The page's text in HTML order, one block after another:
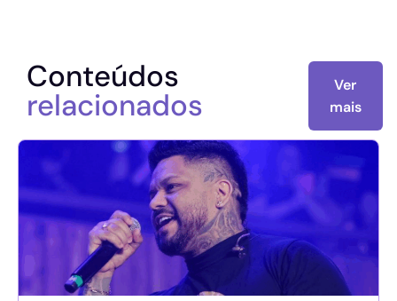
Conteúdos
relacionados
Ver
mais